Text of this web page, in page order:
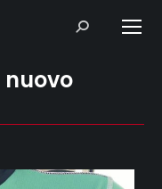
Search:
nuovo